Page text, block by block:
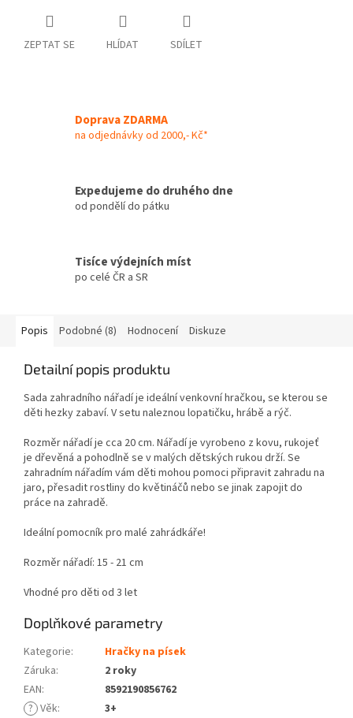
ZEPTAT SE HLÍDAT SDÍLET
Doprava ZDARMA
na odjednávky od 2000,- Kč*
Expedujeme do druhého dne
od pondělí do pátku
Tisíce výdejních míst
po celé ČR a SR
Popis Podobné (8) Hodnocení Diskuze
Detailní popis produktu
Sada zahradního nářadí je ideální venkovní hračkou, se kterou se
děti hezky zabaví. V setu naleznou lopatičku, hrábě a rýč.
Rozměr nářadí je cca 20 cm. Nářadí je vyrobeno z kovu, rukojeť
je dřevěná a pohodlně se v malých dětských rukou drží. Se
zahradním nářadím vám děti mohou pomoci připravit zahradu na
jaro, přesadit rostliny do květináčů nebo se jinak zapojit do
práce na zahradě.
Ideální pomocník pro malé zahrádkáře!
Rozměr nářadí: 15 - 21 cm
Vhodné pro děti od 3 let
Doplňkové parametry
Kategorie:
Hračky na písek
Záruka:
2 roky
EAN:
8592190856762
? Věk:
3+